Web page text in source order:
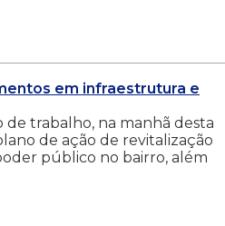
em infraestrutura e
trabalho, na manhã desta
de ação de revitalização
público no bairro, além